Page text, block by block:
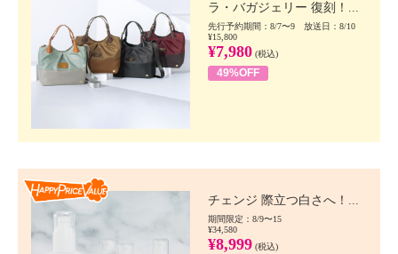
ラ・バガジェリー 復刻！...
先行予約期間：8/7〜9 放送日：8/10
¥15,800
¥7,980 (税込)
49%OFF
チェンジ 際立つ白さへ！...
期間限定：8/9〜15
¥34,580
¥8,999 (税込)